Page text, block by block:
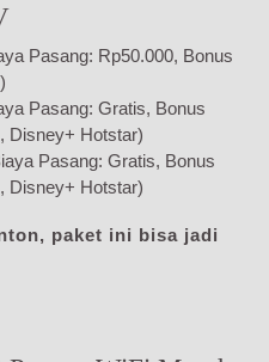
Pasang: Rp50.000, Bonus
Pasang: Gratis, Bonus
Disney+ Hotstar)
Pasang: Gratis, Bonus
Disney+ Hotstar)
paket ini bisa jadi